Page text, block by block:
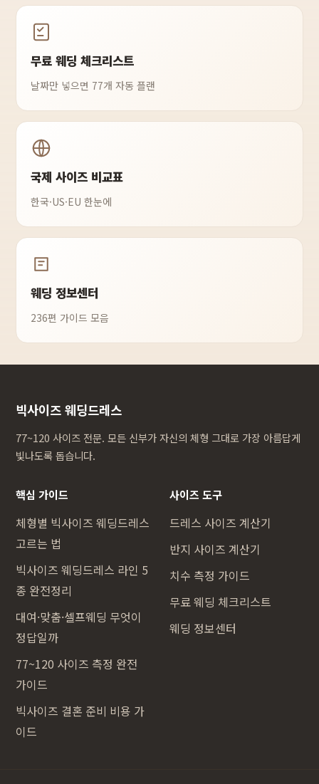
무료 웨딩 체크리스트
날짜만 넣으면 77개 자동 플랜
국제 사이즈 비교표
한국·US·EU 한눈에
웨딩 정보센터
236편 가이드 모음
빅사이즈 웨딩드레스
77~120 사이즈 전문. 모든 신부가 자신의 체형 그대로 가장 아름답게
빛나도록 돕습니다.
핵심 가이드
체형별 빅사이즈 웨딩드레스
고르는 법
빅사이즈 웨딩드레스 라인 5
종 완전정리
대여·맞춤·셀프웨딩 무엇이
정답일까
77~120 사이즈 측정 완전
가이드
빅사이즈 결혼 준비 비용 가
이드
사이즈 도구
드레스 사이즈 계산기
반지 사이즈 계산기
치수 측정 가이드
무료 웨딩 체크리스트
웨딩 정보센터